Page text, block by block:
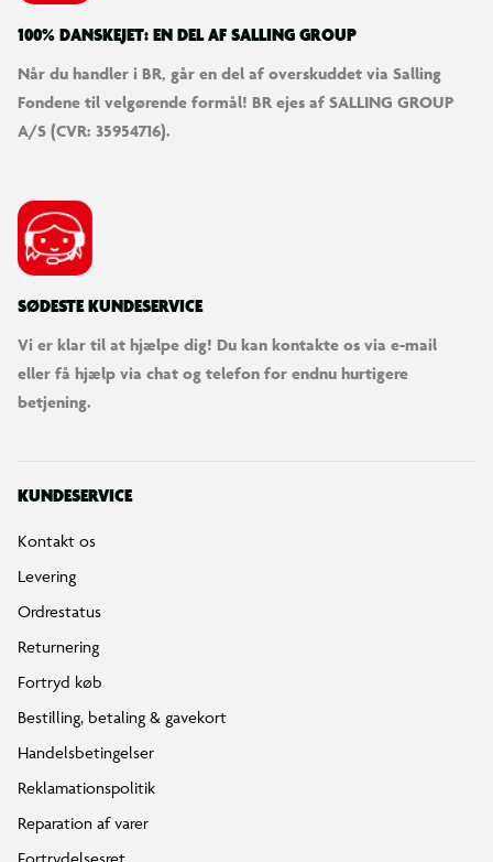
100% DANSKEJET: EN DEL AF SALLING GROUP
Når du handler i BR, går en del af overskuddet via Salling
Fondene til velgørende formål! BR ejes af SALLING GROUP
A/S (CVR: 35954716).
SØDESTE KUNDESERVICE
Vi er klar til at hjælpe dig! Du kan kontakte os via e-mail
eller få hjælp via chat og telefon for endnu hurtigere
betjening.
KUNDESERVICE
Kontakt os
Levering
Ordrestatus
Returnering
Fortryd køb
Bestilling, betaling & gavekort
Handelsbetingelser
Reklamationspolitik
Reparation af varer